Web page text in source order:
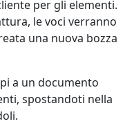
per gli elementi.
le voci verranno
una nuova bozza
a un documento
spostandoti nella